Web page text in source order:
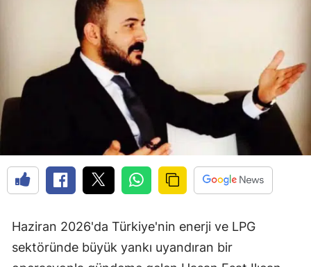
Haziran 2026'da Türkiye'nin enerji ve LPG
sektöründe büyük yankı uyandıran bir